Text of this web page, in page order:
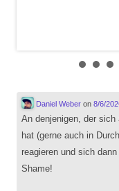
Daniel Weberon 8/6/
An denjenigen, der
hat (gerne auch in
reagieren und sich
Shame!